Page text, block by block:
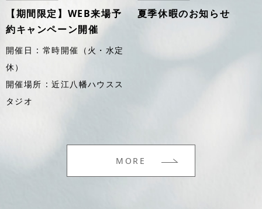
【期間限定】WEB来場予
約キャンペーン開催
開催日
常時開催（火・水定
休）
開催場所
近江八幡ハウスス
タジオ
夏季休暇のお知らせ
MORE